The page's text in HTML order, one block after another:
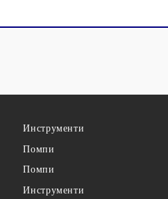
Инструменти
Помпи
Помпи
Инструменти